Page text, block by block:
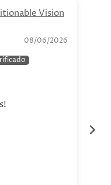
Vision
08/06/2026